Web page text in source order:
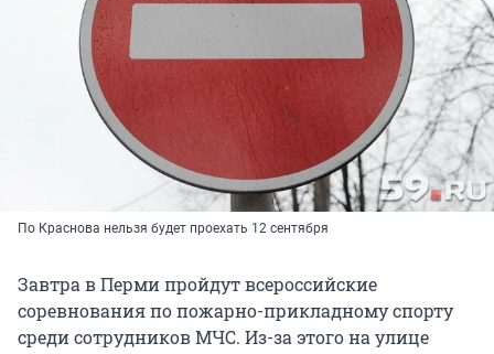
По Краснова нельзя будет проехать 12 сентября
Завтра в Перми пройдут всероссийские
соревнования по пожарно-прикладному спорту
среди сотрудников МЧС. Из-за этого на улице